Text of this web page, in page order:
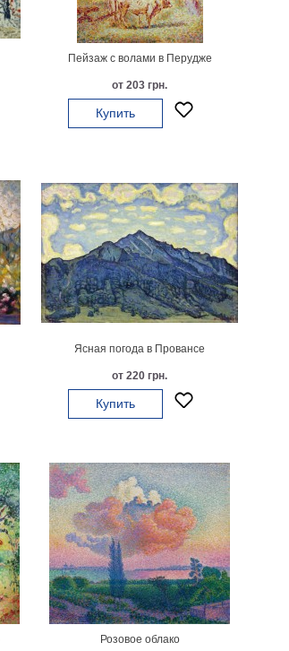
Пейзаж с волами в Перудже
от 203 грн.
Купить
Ясная погода в Провансе
от 220 грн.
Купить
Розовое облако